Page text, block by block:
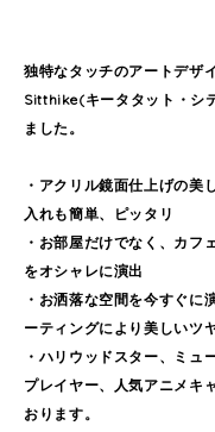
独特なタッチのアートデザ
Sitthike(キータタット・シ
ました。
・アクリル鏡面仕上げの美
入れも簡単、ピッタリ
・お部屋だけでなく、カフ
をオシャレに演出
・お洒落な空間を今すぐに
ーティングにより美しいツ
・ハリウッドスター、ミュ
プレイヤー、人気アニメキ
おります。